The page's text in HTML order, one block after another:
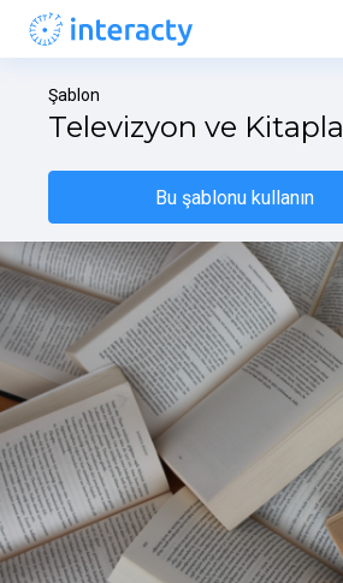
Şablon
Televizyon ve
Bu şablonu kullanın